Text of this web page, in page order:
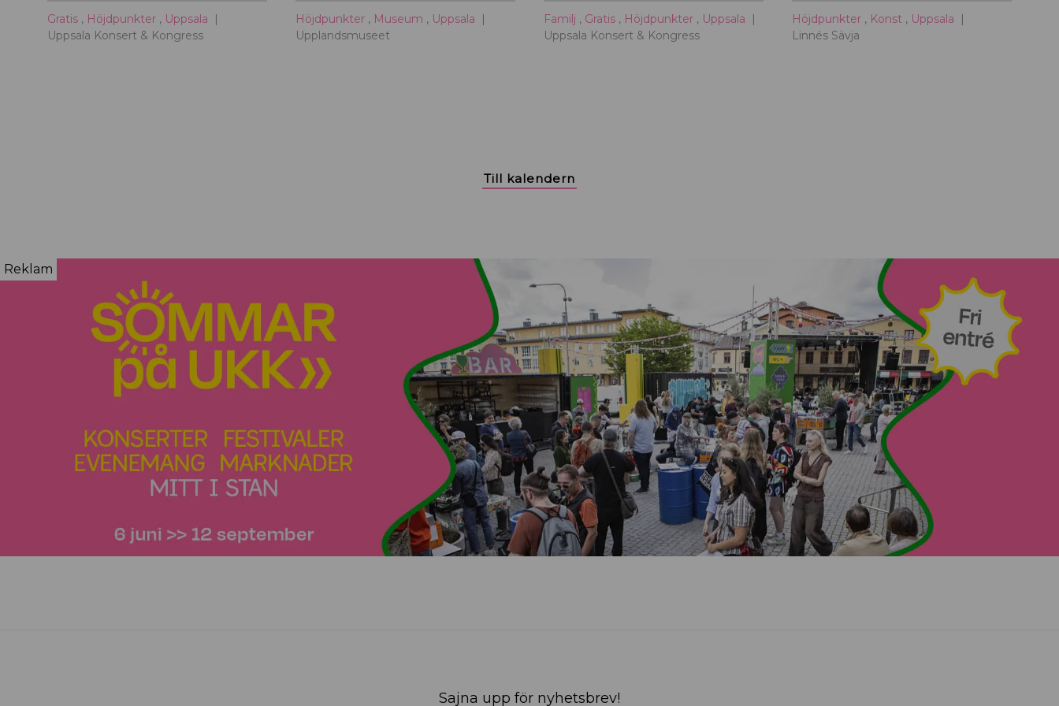
l
Gratis , Höjdpunkter , Uppsala
Uppsala Konsert & Kongress
Höjdpunkter , Museum , Uppsala
Upplandsmuseet
Familj , Gratis , Höjdpunkter , Uppsala
Uppsala Konsert & Kongress
Höjdpunkter , Konst , Uppsala
Linnés Sävja
Till kalendern
Reklam
Sajna upp för nyhetsbrev!